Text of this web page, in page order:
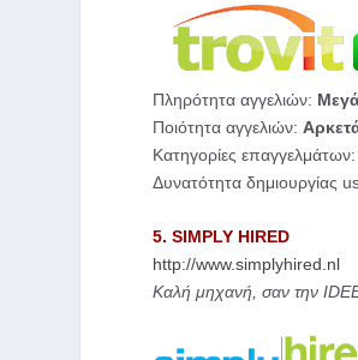
Πληρότητα αγγελιών:
Ποιότητα αγγελιών:
Κατηγορίες
Δυνατότητα δημιουργίας
5. SIMPLY HIRED
http://www.simplyhired.nl
Καλή μηχανή, σαν την